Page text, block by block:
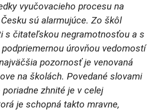
vyučovacieho procesu na
sú alarmujúce. Zo škôl
s čitateľskou negramotnosťou a s
úrovňou vedomostí
pozornosť je venovaná
na školách. Povedané slovami
poriadne zhnité je v celej
je schopná takto mravne,